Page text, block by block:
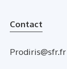
Contact
Prodiris@sfr.fr